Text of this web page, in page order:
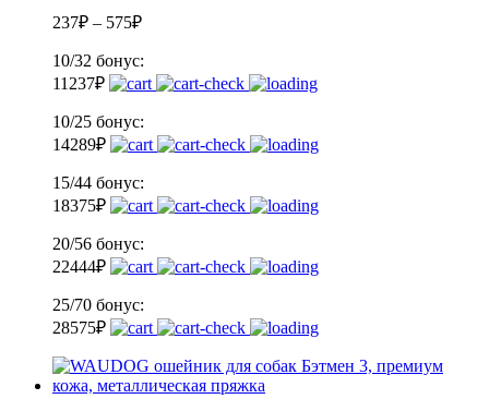
237₽ – 575₽
10/32 бонус:
11 237₽
10/25 бонус:
14289₽
15/44 бонус:
18375₽
20/56 бонус:
22444₽
25/70 бонус:
28575₽